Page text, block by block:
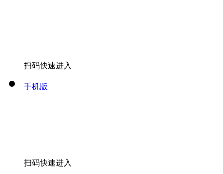
扫码快速进入
手机版
扫码快速进入